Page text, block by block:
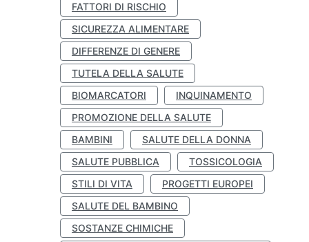
FATTORI DI RISCHIO
SICUREZZA ALIMENTARE
DIFFERENZE DI GENERE
TUTELA DELLA SALUTE
BIOMARCATORI
INQUINAMENTO
PROMOZIONE DELLA SALUTE
BAMBINI
SALUTE DELLA DONNA
SALUTE PUBBLICA
TOSSICOLOGIA
STILI DI VITA
PROGETTI EUROPEI
SALUTE DEL BAMBINO
SOSTANZE CHIMICHE